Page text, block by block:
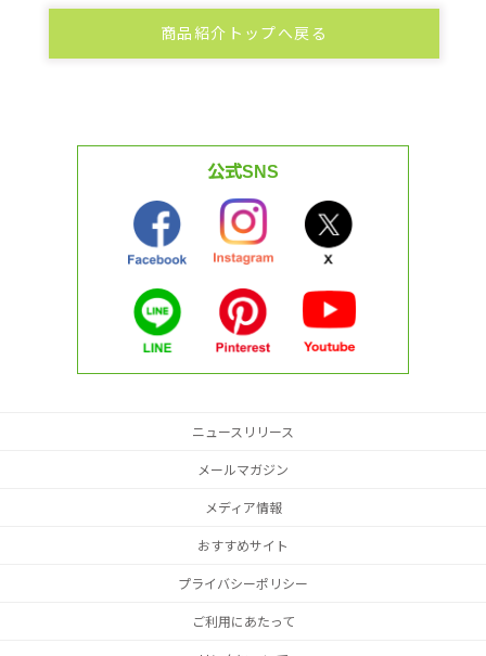
商品紹介トップへ戻る
公式SNS
ニュースリリース
メールマガジン
メディア情報
おすすめサイト
プライバシーポリシー
ご利用にあたって